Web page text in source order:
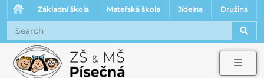
Základní škola Mateřská škola Jídelna Družina